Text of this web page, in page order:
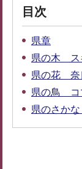
目次
県章
県の木 ス
県の花 奈
県の鳥 コ
県のさか